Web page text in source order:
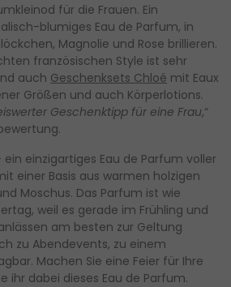
für die Frauen. Ein
blumiges Eau de Parfum, in
Magnolie und Rose brillieren.
französischen Style ist sehr
auch Geschenksets Chloé mit Eaux
Größen und auch Körperlotions.
Geschenktipp für eine Frau,“
ein einzigartiges Eau de Parfum voller
einer Basis aus warmen holzigen
Moschus. Das Parfum ist wie
weil es gerade im Frühling und
am besten zur Geltung
zu Abendevents, zu einem
Machen Sie eine Feier für Ihre
ihr dabei dieses Eau de Parfum.